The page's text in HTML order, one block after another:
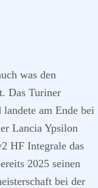
was den
Das Turiner
am Ende bei
Lancia Ypsilon
HF Integrale das
2025 seinen
bei der